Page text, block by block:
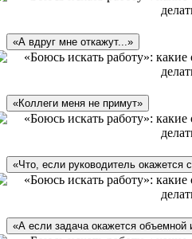
«А вдруг мне откажут...»
«Коллеги меня не примут»
«Что, если руководитель окажется
«А если задача окажется объемной